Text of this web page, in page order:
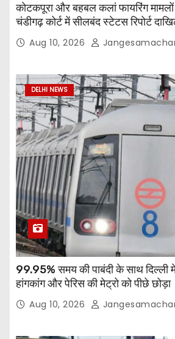
कोटकपूरा और बहबल कलां फायरिंग
चंडीगढ़ कोर्ट में सीलबंद स्टेटस रिपोर्ट
Aug 10, 2026
DELHI NEWS
99.95% समय की पाबंदी के साथ दिल्ली
हांगकांग और पेरिस की मेट्रो को पीछे छोड़ा
Aug 10, 2026